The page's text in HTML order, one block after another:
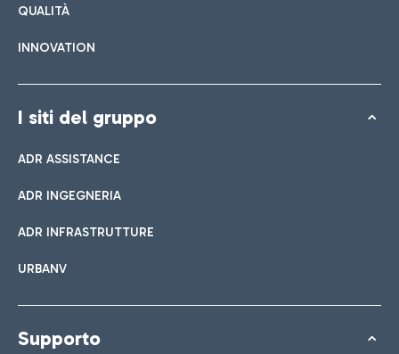
QUALITÀ
INNOVATION
I siti del gruppo
ADR ASSISTANCE
ADR INGEGNERIA
ADR INFRASTRUTTURE
URBANV
Supporto